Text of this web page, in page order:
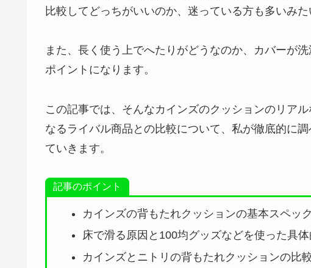
比較してどっちがいいのか、迷っている方も多いみた
また、長く使う上でへたりがどうなのか、カバーが
ポイントになります。
この記事では、そんなカインズのクッションのリア
なるライバル商品との比較について、私が徹底的に
ていきます。
記事のポイント
カインズの背もたれクッションの基本スペッ
床で滑る原因と100均グッズなどを使った具
カインズとニトリの背もたれクッションの比